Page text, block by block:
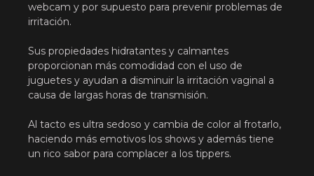
webcam y por supuesto para prevenir problemas de
irritación.
Sus propiedades hidratantes y calmantes
proporcionan más comodidad con el uso de
juguetes y ayudan a disminuir la irritación vaginal a
causa de largas horas de transmisión.
Al tacto es ultra sedoso y cambia de color al frotarlo,
haciendo más emotivos los shows y además tiene
un rico sabor para complacer a los tippers.